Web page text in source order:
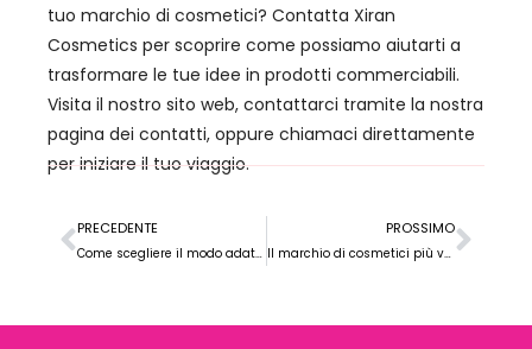
tuo marchio di cosmetici? Contatta Xiran
Cosmetics per scoprire come possiamo aiutarti a
trasformare le tue idee in prodotti commerciabili.
Visita il nostro sito web, contattarci tramite la nostra
pagina dei contatti, oppure chiamaci direttamente
per iniziare il tuo viaggio.
PRECEDENTE
Come scegliere il modo adatto per collaborare con una fabbrica di cosmetici?
PROSSIMO
Il marchio di cosmetici più venduto sul mercato tedesco